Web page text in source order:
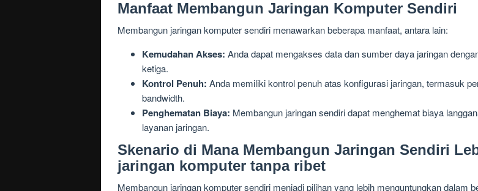
Manfaat Membangun Jaringan Komputer Sendiri
Membangun jaringan komputer sendiri menawarkan beberapa manfaat, antara lain:
Kemudahan Akses: Anda dapat mengakses data dan sumber daya jaringan
ketiga.
Kontrol Penuh: Anda memiliki kontrol penuh atas konfigurasi jaringan, termasuk
bandwidth.
Penghematan Biaya: Membangun jaringan sendiri dapat menghemat biaya
layanan jaringan.
Skenario di Mana Membangun Jaringan Sendiri
jaringan komputer tanpa ribet
Membangun jaringan komputer sendiri menjadi pilihan yang lebih menguntungkan dalam